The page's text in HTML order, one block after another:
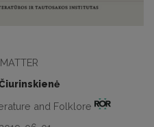
and Folklore